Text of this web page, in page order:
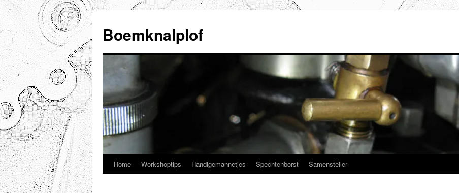
de
inhoud
Boemknalplof
Home Workshoptips Handigemannetjes Spechtenborst Samensteller